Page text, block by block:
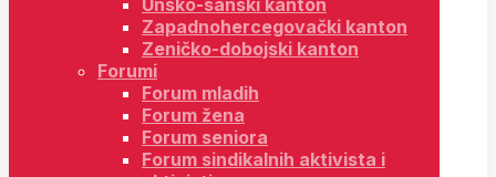
Unsko-sanski kanton
Zapadnohercegovački kanton
Zeničko-dobojski kanton
Forumi
Forum mladih
Forum žena
Forum seniora
Forum sindikalnih aktivista i